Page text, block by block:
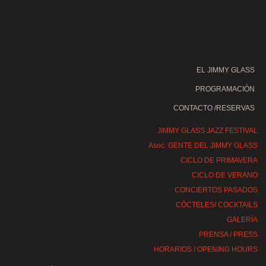
EL JIMMY GLASS
PROGRAMACIÓN
CONTACTO /RESERVAS
JIMMY GLASS JAZZ FESTIVAL
Asoc. GENTE DEL JIMMY GLASS
CICLO DE PRIMAVERA
CICLO DE VERANO
CONCIERTOS PASADOS
CÓCTELES/ COCKTAILS
GALERÍA
PRENSA / PRESS
HORARIOS / OPENING HOURS